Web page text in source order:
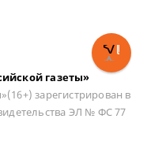
газеты»
зарегистрирован в
ЭЛ № ФС 77